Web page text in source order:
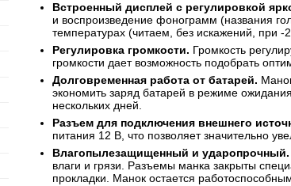
Встроенный дисплей с регулировкой
и воспроизведение фонограмм (названия
температурах (читаем, без искажений, при -
Регулировка громкости. Громкость
громкости дает возможность подобрать
Долговременная работа от батарей.
экономить заряд батарей в режиме
нескольких дней.
Разъем для подключения внешнего
питания 12 В, что позволяет значительно
Влагопылезащищенный и ударопрочный.
влаги и грязи. Разъемы манка закрыты
прокладки. Манок остается